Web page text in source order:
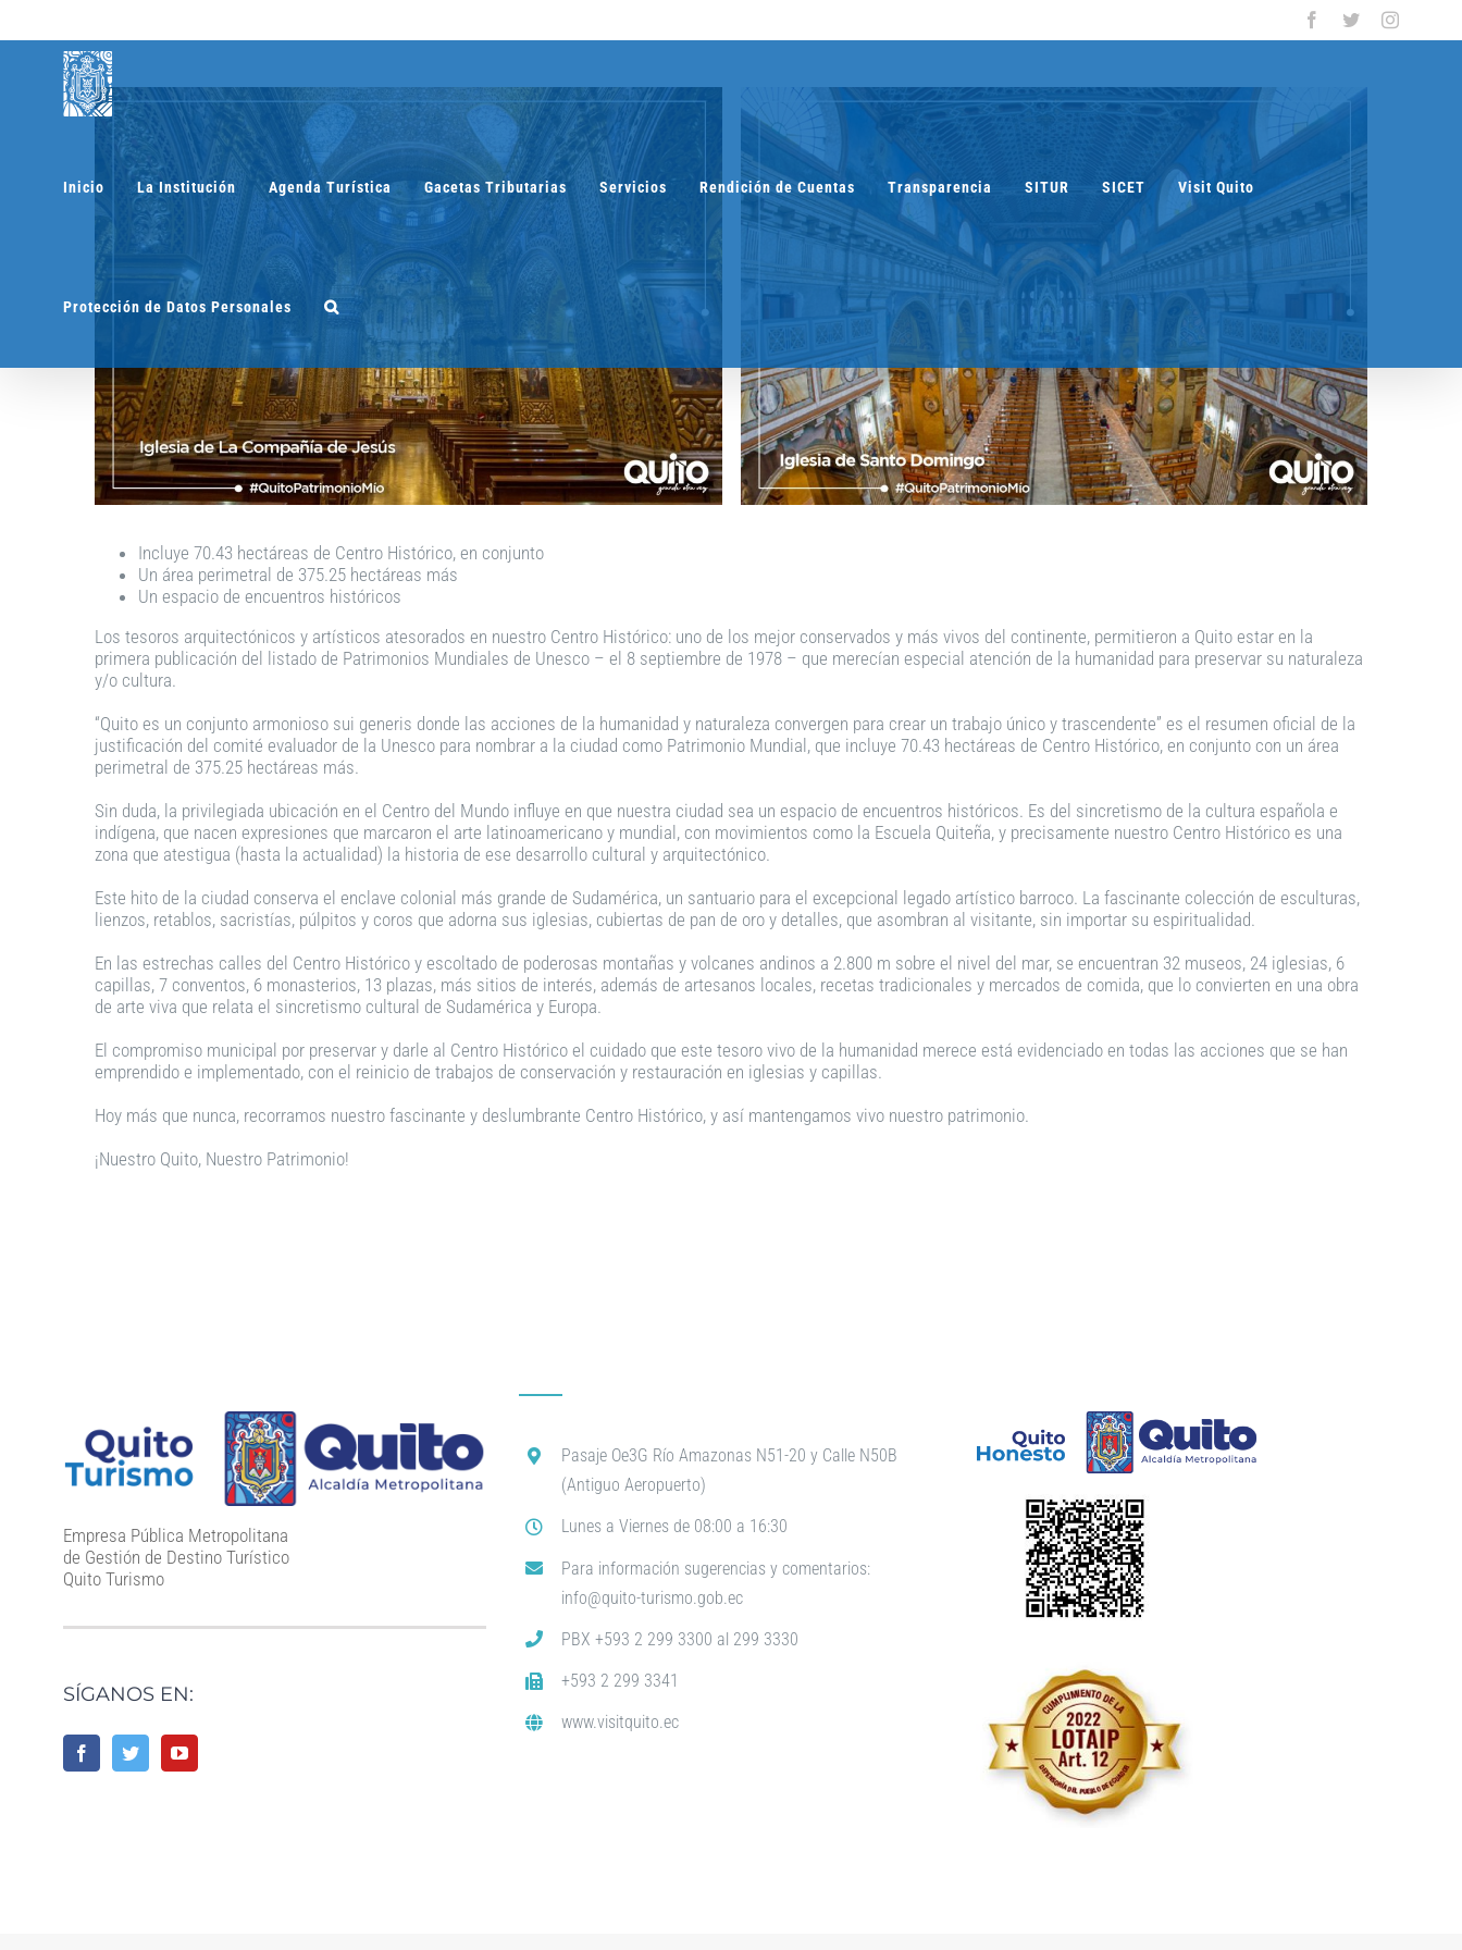
contenido
Facebook
Twitter
Inicio La Institución Agenda Turística Gacetas Tributarias Servicios Rendición de Cuentas Transparencia SITUR SICET Visit Quito
Protección de Datos Personales
Incluye 70.43 hectáreas de Centro Histórico, en conjunto
Un área perimetral de 375.25 hectáreas más
Un espacio de encuentros históricos
Los tesoros arquitectónicos y artísticos atesorados en nuestro Centro Histórico: uno de los mejor conservados y más vivos del continente, permitieron a Quito estar en la
primera publicación del listado de Patrimonios Mundiales de Unesco – el 8 septiembre de 1978 – que merecían especial atención de la humanidad para preservar su naturaleza
y/o cultura.
“Quito es un conjunto armonioso sui generis donde las acciones de la humanidad y naturaleza convergen para crear un trabajo único y trascendente” es el resumen oficial de la
justificación del comité evaluador de la Unesco para nombrar a la ciudad como Patrimonio Mundial, que incluye 70.43 hectáreas de Centro Histórico, en conjunto con un área
perimetral de 375.25 hectáreas más.
Sin duda, la privilegiada ubicación en el Centro del Mundo influye en que nuestra ciudad sea un espacio de encuentros históricos. Es del sincretismo de la cultura española e
indígena, que nacen expresiones que marcaron el arte latinoamericano y mundial, con movimientos como la Escuela Quiteña, y precisamente nuestro Centro Histórico es una
zona que atestigua (hasta la actualidad) la historia de ese desarrollo cultural y arquitectónico.
Este hito de la ciudad conserva el enclave colonial más grande de Sudamérica, un santuario para el excepcional legado artístico barroco. La fascinante colección de esculturas,
lienzos, retablos, sacristías, púlpitos y coros que adorna sus iglesias, cubiertas de pan de oro y detalles, que asombran al visitante, sin importar su espiritualidad.
En las estrechas calles del Centro Histórico y escoltado de poderosas montañas y volcanes andinos a 2.800 m sobre el nivel del mar, se encuentran 32 museos, 24 iglesias, 6
capillas, 7 conventos, 6 monasterios, 13 plazas, más sitios de interés, además de artesanos locales, recetas tradicionales y mercados de comida, que lo convierten en una obra
de arte viva que relata el sincretismo cultural de Sudamérica y Europa.
El compromiso municipal por preservar y darle al Centro Histórico el cuidado que este tesoro vivo de la humanidad merece está evidenciado en todas las acciones que se han
emprendido e implementado, con el reinicio de trabajos de conservación y restauración en iglesias y capillas.
Hoy más que nunca, recorramos nuestro fascinante y deslumbrante Centro Histórico, y así mantengamos vivo nuestro patrimonio.
¡Nuestro Quito, Nuestro Patrimonio!
Empresa Pública Metropolitana
de Gestión de Destino Turístico
Quito Turismo
SÍGANOS EN:
Pasaje Oe3G Río Amazonas N51-20 y Calle N50B
(Antiguo Aeropuerto)
Lunes a Viernes de 08:00 a 16:30
Para información sugerencias y comentarios:
info@quito-turismo.gob.ec
PBX +593 2 299 3300 al 299 3330
+593 2 299 3341
www.visitquito.ec